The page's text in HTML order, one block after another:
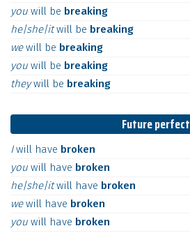
you will be breaking
he|she|itwill be breaking
wewill be breaking
you will be breaking
theywill be breaking
Future perfect
Iwill have broken
you will have broken
he|she|itwill have broken
wewill have broken
you will have broken